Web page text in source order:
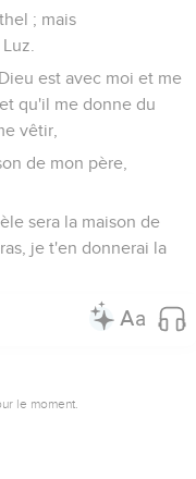
; mais
est avec moi et me
qu'il me donne du
vêtir,
de mon père,
sera la maison de
je t'en donnerai la
le moment.